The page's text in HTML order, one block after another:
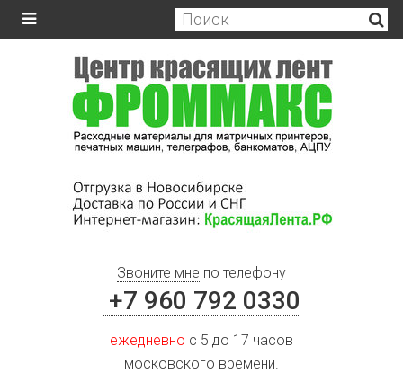
Звоните мне по телефону
+7 960 792 0330
ежедневно с 5 до 17 часов
московского времени.